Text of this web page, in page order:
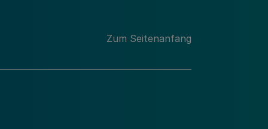
Zum Seitenanfang